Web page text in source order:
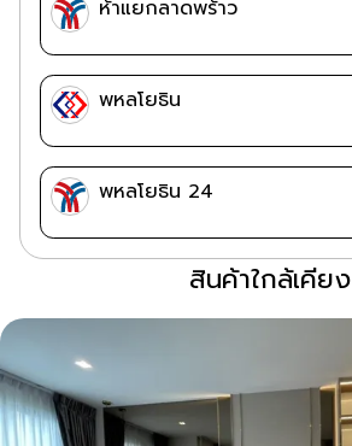
ห้าแยกลาดพร้าว
พหลโยธิน
พหลโยธิน 24
สินค้าใกล้เคียง